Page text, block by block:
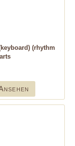
(rhythm